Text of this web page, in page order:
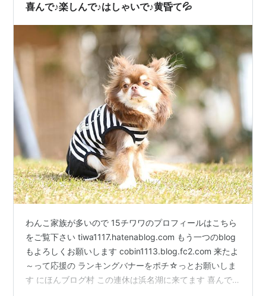
何をする日？
仏教各派ではこの日「秋季彼岸会」が行われ、宗派
問わず墓参りをする人も多い。
近年の秋分の日リスト
2008年 9月23日（火曜日）
2009年 9月23日（水曜日）
2010年 9月23日（木曜日）
2011年 9月23日（金曜日）
2012年 9月22日（土曜日）
2013年 9月23日（月曜日）
2015年 9月23日（水曜日）
2016年 9月22日（木曜日）
2017年 9月23日（土曜日）
西暦年を4で割った余りで9月の何日になるかは次の表
喜んで♪楽しんで♪はしゃいで♪黄昏て💦
わんこ家族が多いので 15チワワのプロフィールはこちら
をご覧下さい tiwa1117.hatenablog.com もう一つのblog
もよろしくお願いします cobin1113.blog.fc2.com 来たよ
～って応援の ランキングバナーをポチ☆っとお願いしま
す にほんブログ村 この連休は浜名湖に来てます 喜んで